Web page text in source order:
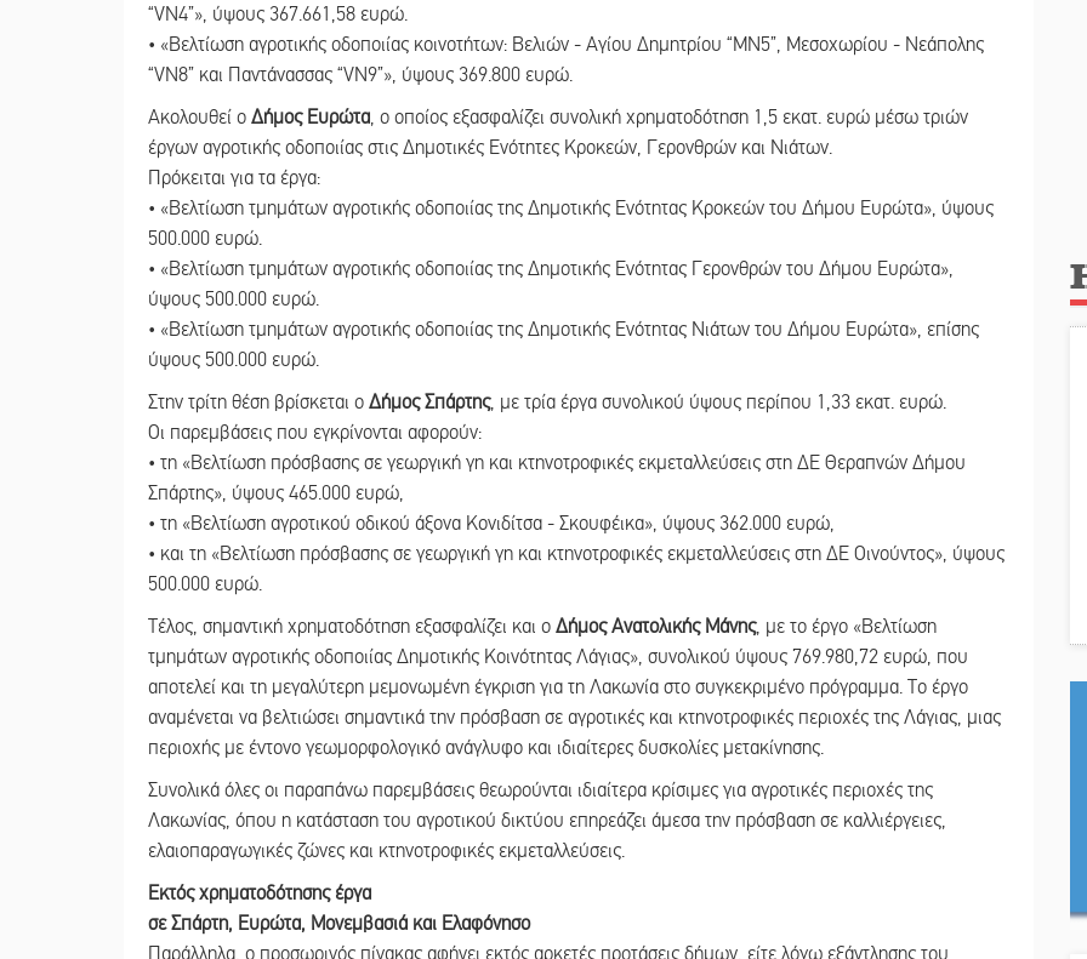
“VN4”», ύψους 367.661,58 ευρώ.
• «Βελτίωση αγροτικής οδοποιίας κοινοτήτων: Βελιών - Αγίου Δημητρίου “MN5”, Μεσοχωρίου - Νεάπολης
“VN8” και Παντάνασσας “VN9”», ύψους 369.800 ευρώ.
Ακολουθεί ο Δήμος Ευρώτα, ο οποίος εξασφαλίζει συνολική χρηματοδότηση 1,5 εκατ. ευρώ μέσω τριών
έργων αγροτικής οδοποιίας στις Δημοτικές Ενότητες Κροκεών, Γερονθρών και Νιάτων.
Πρόκειται για τα έργα:
• «Βελτίωση τμημάτων αγροτικής οδοποιίας της Δημοτικής Ενότητας Κροκεών του Δήμου Ευρώτα», ύψους
500.000 ευρώ.
• «Βελτίωση τμημάτων αγροτικής οδοποιίας της Δημοτικής Ενότητας Γερονθρών του Δήμου Ευρώτα»,
ύψους 500.000 ευρώ.
• «Βελτίωση τμημάτων αγροτικής οδοποιίας της Δημοτικής Ενότητας Νιάτων του Δήμου Ευρώτα», επίσης
ύψους 500.000 ευρώ.
Στην τρίτη θέση βρίσκεται ο Δήμος Σπάρτης, με τρία έργα συνολικού ύψους περίπου 1,33 εκατ. ευρώ.
Οι παρεμβάσεις που εγκρίνονται αφορούν:
• τη «Βελτίωση πρόσβασης σε γεωργική γη και κτηνοτροφικές εκμεταλλεύσεις στη ΔΕ Θεραπνών Δήμου
Σπάρτης», ύψους 465.000 ευρώ,
• τη «Βελτίωση αγροτικού οδικού άξονα Κονιδίτσα - Σκουφέικα», ύψους 362.000 ευρώ,
• και τη «Βελτίωση πρόσβασης σε γεωργική γη και κτηνοτροφικές εκμεταλλεύσεις στη ΔΕ Οινούντος», ύψους
500.000 ευρώ.
Τέλος, σημαντική χρηματοδότηση εξασφαλίζει και ο Δήμος Ανατολικής Μάνης, με το έργο «Βελτίωση
τμημάτων αγροτικής οδοποιίας Δημοτικής Κοινότητας Λάγιας», συνολικού ύψους 769.980,72 ευρώ, που
αποτελεί και τη μεγαλύτερη μεμονωμένη έγκριση για τη Λακωνία στο συγκεκριμένο πρόγραμμα. Το έργο
αναμένεται να βελτιώσει σημαντικά την πρόσβαση σε αγροτικές και κτηνοτροφικές περιοχές της Λάγιας, μιας
περιοχής με έντονο γεωμορφολογικό ανάγλυφο και ιδιαίτερες δυσκολίες μετακίνησης.
Συνολικά όλες οι παραπάνω παρεμβάσεις θεωρούνται ιδιαίτερα κρίσιμες για αγροτικές περιοχές της
Λακωνίας, όπου η κατάσταση του αγροτικού δικτύου επηρεάζει άμεσα την πρόσβαση σε καλλιέργειες,
ελαιοπαραγωγικές ζώνες και κτηνοτροφικές εκμεταλλεύσεις.
Εκτός χρηματοδότησης έργα
σε Σπάρτη, Ευρώτα, Μονεμβασιά και Ελαφόνησο
Παράλληλα, ο προσωρινός πίνακας αφήνει εκτός αρκετές προτάσεις δήμων, είτε λόγω εξάντλησης του